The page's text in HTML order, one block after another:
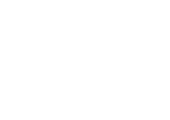
e USD usando o
taxas de conversão em